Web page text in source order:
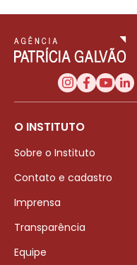
O INSTITUTO
Sobre o Instituto
Contato e cadastro
Imprensa
Transparência
Equipe